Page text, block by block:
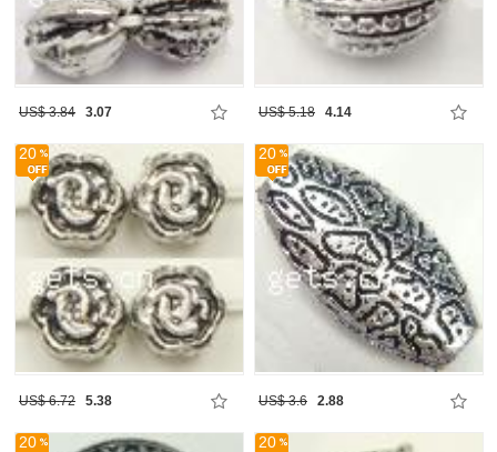
US$ 3.84 3.07 US$ 5.18 4.14
20
US$ 6.72 5.38
20
US$ 3.6 2.88
20 20